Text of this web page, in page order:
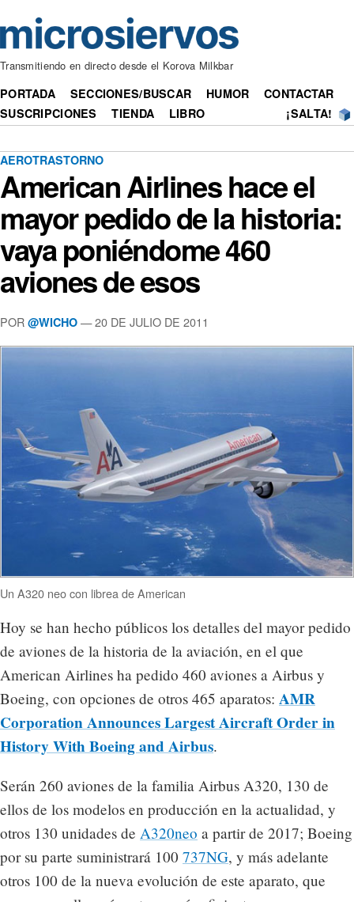
Transmitiendo en directo desde el Korova Milkbar
PORTADA SECCIONES/BUSCAR HUMOR
CONTACTAR
SUSCRIPCIONES
TIENDA LIBRO ¡SALTA!
AEROTRASTORNO
American Airlines hace el
mayor pedido de la historia:
vaya poniéndome 460
aviones de esos
POR @WICHO — 20 DE JULIO DE 2011
Un A320 neo con librea de American
Hoy se han hecho públicos los detalles del mayor pedido
de aviones de la historia de la aviación, en el que
American Airlines ha pedido 460 aviones a Airbus y
Boeing, con opciones de otros 465 aparatos: AMR
Corporation Announces Largest Aircraft Order in
History With Boeing and Airbus.
Serán 260 aviones de la familia Airbus A320, 130 de
ellos de los modelos en producción en la actualidad, y
otros 130 unidades de A320neo a partir de 2017; Boeing
por su parte suministrará 100 737NG, y más adelante
otros 100 de la nueva evolución de este aparato, que